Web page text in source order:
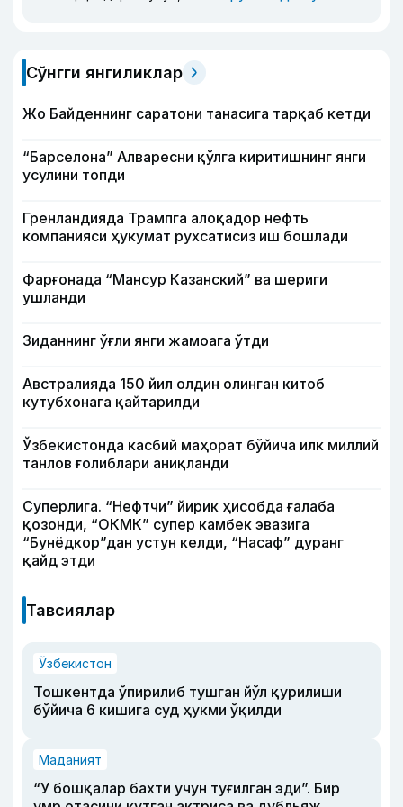
Сўнгги янгиликлар
Жо Байденнинг саратони танасига тарқаб кетди
“Барселона” Алваресни қўлга киритишнинг янги
усулини топди
Гренландияда Трампга алоқадор нефть
компанияси ҳукумат рухсатисиз иш бошлади
Фарғонада “Мансур Казанский” ва шериги
ушланди
Зиданнинг ўғли янги жамоага ўтди
Австралияда 150 йил олдин олинган китоб
кутубхонага қайтарилди
Ўзбекистонда касбий маҳорат бўйича илк миллий
танлов ғолиблари аниқланди
Суперлига. “Нефтчи” йирик ҳисобда ғалаба
қозонди, “ОКМК” супер камбек эвазига
“Бунёдкор”дан устун келди, “Насаф” дуранг
қайд этди
Тавсиялар
Ўзбекистон
Тошкентда ўпирилиб тушган йўл қурилиши
бўйича 6 кишига суд ҳукми ўқилди
Маданият
“У бошқалар бахти учун туғилган эди”. Бир